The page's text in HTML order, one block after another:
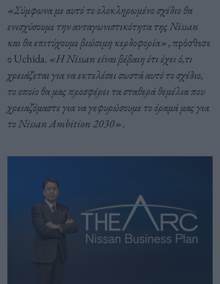
«Σύμφωνα με αυτό το ολοκληρωμένο σχέδιο θα
ενισχύσουμε την ανταγωνιστικότητα της Nissan
και θα επιτύχουμε βιώσιμη κερδοφορία», πρόσθεσε
ο Uchida. «Η Nissan είναι βέβαιη ότι έχει ό,τι
χρειάζεται για να εκτελέσει σωστά αυτό το σχέδιο,
το οποίο θα μας προσφέρει τα σταθερά θεμέλια που
χρειαζόμαστε για να γεφυρώσουμε το όραμά μας για
το Nissan Ambition 2030».